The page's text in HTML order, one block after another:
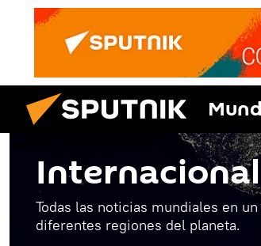
Internacional
Todas las noticias mundiales en
diferentes regiones del planeta.